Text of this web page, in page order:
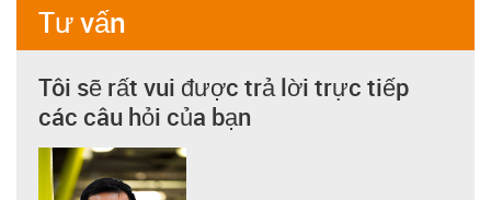
Tư vấn
Tôi sẽ rất vui được trả lời trực tiếp
các câu hỏi của bạn